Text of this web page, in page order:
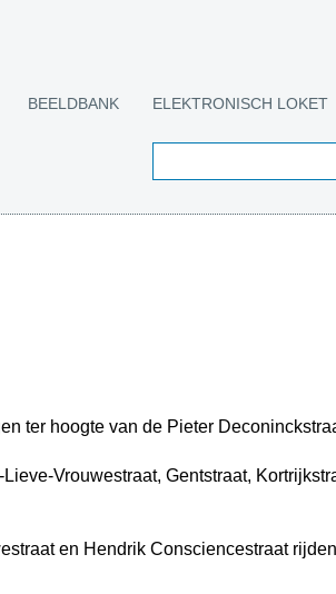
BEELDBANK ELEKTRONISCH LOKET
ter hoogte van de Pieter
Vrouwestraat, Gentstraat,
en Hendrik Consciencestraat